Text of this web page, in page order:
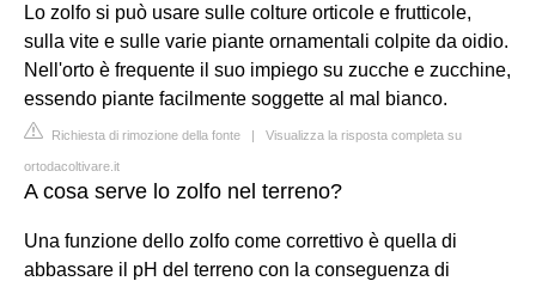
Lo zolfo si può usare sulle colture orticole e frutticole,
sulla vite e sulle varie piante ornamentali colpite da oidio.
Nell'orto è frequente il suo impiego su zucche e zucchine,
essendo piante facilmente soggette al mal bianco.
Richiesta di rimozione della fonte | Visualizza la risposta completa su
ortodacoltivare.it
A cosa serve lo zolfo nel terreno?
Una funzione dello zolfo come correttivo è quella di
abbassare il pH del terreno con la conseguenza di